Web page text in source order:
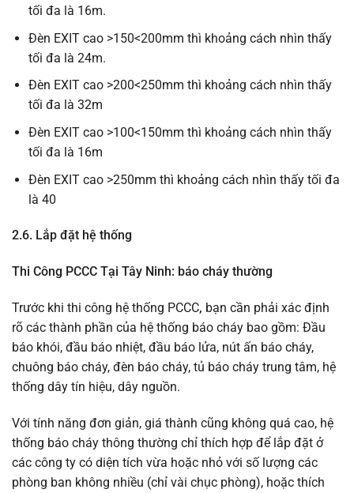
tối đa là 16m.
Đèn EXIT cao >150<200mm thì khoảng cách nhìn thấy
tối đa là 24m.
Đèn EXIT cao >200<250mm thì khoảng cách nhìn thấy
tối đa là 32m
Đèn EXIT cao >100<150mm thì khoảng cách nhìn thấy
tối đa là 16m
Đèn EXIT cao >250mm thì khoảng cách nhìn thấy tối đa
là 40
2.6. Lắp đặt hệ thống
Thi Công PCCC Tại Tây Ninh: báo cháy thường
Trước khi thi công hệ thống PCCC, bạn cần phải xác định
rõ các thành phần của hệ thống báo cháy bao gồm: Đầu
báo khói, đầu báo nhiệt, đầu báo lửa, nút ấn báo cháy,
chuông báo cháy, đèn báo cháy, tủ báo cháy trung tâm, hệ
thống dây tín hiệu, dây nguồn.
Với tính năng đơn giản, giá thành cũng không quá cao, hệ
thống báo cháy thông thường chỉ thích hợp để lắp đặt ở
các công ty có diện tích vừa hoặc nhỏ với số lượng các
phòng ban không nhiều (chỉ vài chục phòng), hoặc thích